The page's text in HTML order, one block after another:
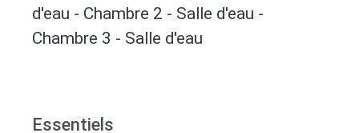
d'eau - Chambre 2 - Salle d'eau -
Chambre 3 - Salle d'eau
Essentiels